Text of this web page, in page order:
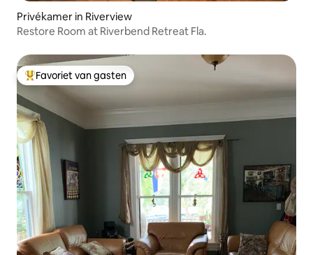
Privékamer in Riverview
Restore Room at Riverbend Retreat Fla.
Topfavoriet van gasten
Favoriet van gasten